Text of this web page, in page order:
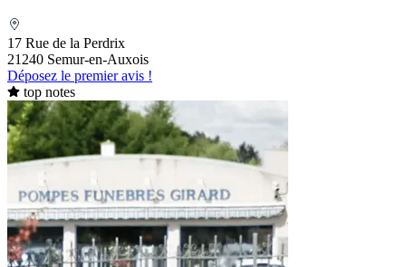
17 Rue de la Perdrix
21240 Semur-en-Auxois
Déposez le premier avis !
top notes